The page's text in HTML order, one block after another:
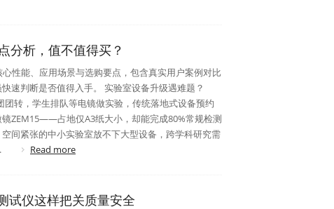
分析，值不值得买？
性能、应用场景与选购要点，包含真实用户案例对比
速判断是否值得入手。 实验室设备升级遇难题？
转，学生排队等电镜做实验，传统落地式设备预约
ZEM15——占地仅A3纸大小，却能完成80%常规检测
间紧张的中小实验室放不下大型设备，跨学科研究需
Read more
试仪这样把关质量安全